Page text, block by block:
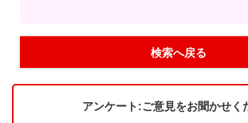
検索へ戻る
アンケート:ご意見をお聞かせく